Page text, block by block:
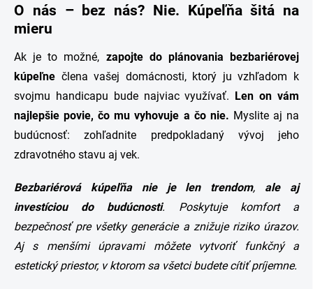
O nás – bez nás? Nie. Kúpeľňa šitá na
mieru
Ak je to možné, zapojte do plánovania bezbariérovej
kúpeľne člena vašej domácnosti, ktorý ju vzhľadom k
svojmu handicapu bude najviac využívať. Len on vám
najlepšie povie, čo mu vyhovuje a čo nie. Myslite aj na
budúcnosť: zohľadnite predpokladaný vývoj jeho
zdravotného stavu aj vek.
Bezbariérová kúpeľňa nie je len trendom, ale aj
investíciou do budúcnosti. Poskytuje komfort a
bezpečnosť pre všetky generácie a znižuje riziko úrazov.
Aj s menšími úpravami môžete vytvoriť funkčný a
estetický priestor, v ktorom sa všetci budete cítiť príjemne.